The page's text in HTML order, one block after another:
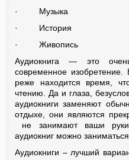
· Музыка
· История
· Живопись
Аудиокнига — это
современное
реже находится время,
чтению. Да и глаза,
аудиокниги заменяют
отдыхе, они являются
не занимают ваши
аудиокниг можно
Аудиокниги – лучший